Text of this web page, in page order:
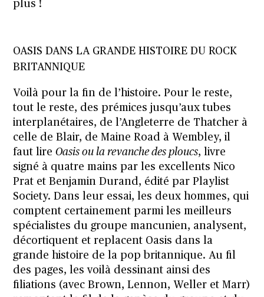
plus !
OASIS DANS LA GRANDE HISTOIRE DU ROCK
BRITANNIQUE
Voilà pour la fin de l’histoire. Pour le reste,
tout le reste, des prémices jusqu’aux tubes
interplanétaires, de l’Angleterre de Thatcher à
celle de Blair, de Maine Road à Wembley, il
faut lireOasis ou la revanche des ploucs, livre
signé à quatre mains par les excellents Nico
Prat et Benjamin Durand, édité par Playlist
Society. Dans leur essai, les deux hommes, qui
comptent certainement parmi les meilleurs
spécialistes du groupe mancunien, analysent,
décortiquent et replacent Oasis dans la
grande histoire de la pop britannique. Au fil
des pages, les voilà dessinant ainsi des
filiations (avec Brown, Lennon, Weller et Marr)